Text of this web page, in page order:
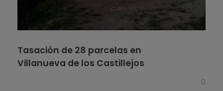
Tasación de 28 parcelas en
Villanueva de los Castillejos
0